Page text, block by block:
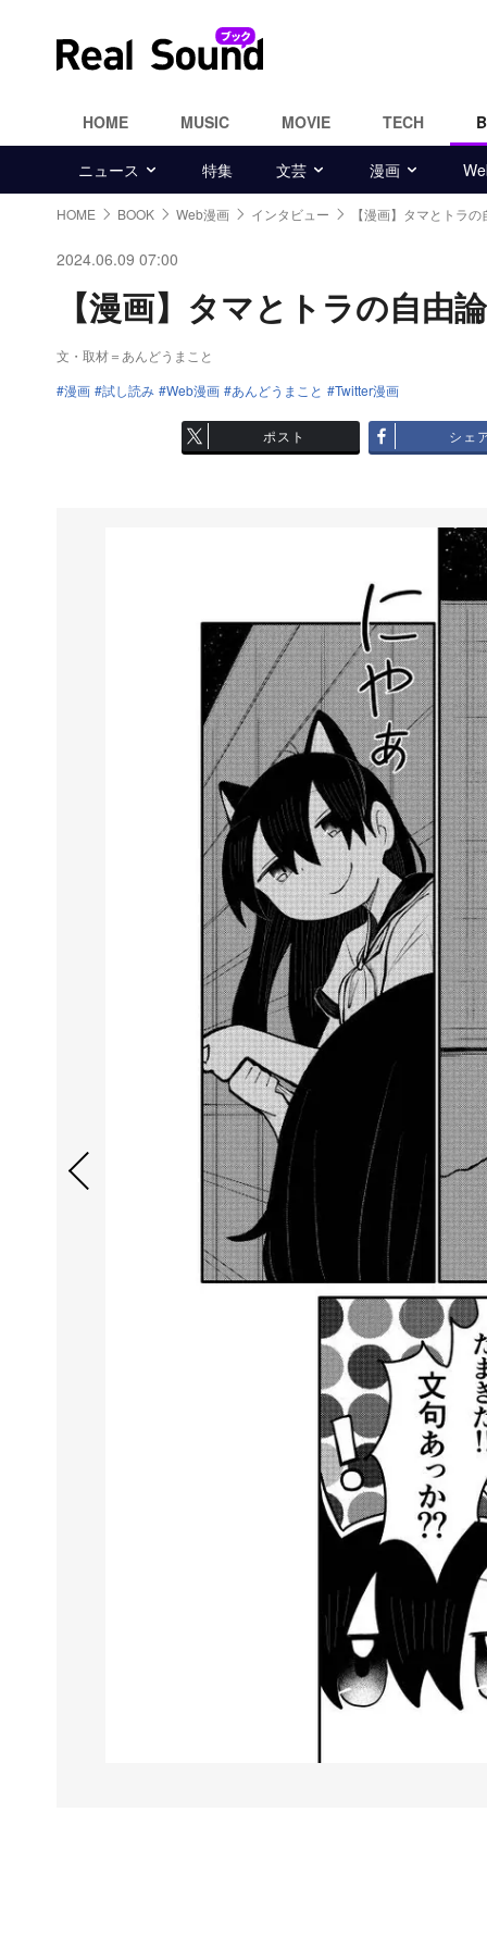
HOME MUSIC MOVIE TECH
ニュース 特集 文芸 漫画
HOME BOOK Web漫画 インタビュー 【漫画】タマとトラの
2024.06.09 07:00
【漫画】タマとトラの自
文・取材＝あんどうまこと
漫画
試し読み Web漫画 あんどうまこと Twitter漫画
ポスト シェ